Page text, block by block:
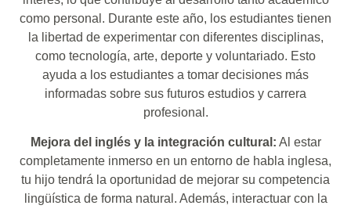
como personal. Durante este año, los estudiantes tienen
la libertad de experimentar con diferentes disciplinas,
como tecnología, arte, deporte y voluntariado. Esto
ayuda a los estudiantes a tomar decisiones más
informadas sobre sus futuros estudios y carrera
profesional.
Mejora del inglés y la integración cultural: Al estar
completamente inmerso en un entorno de habla inglesa,
tu hijo tendrá la oportunidad de mejorar su competencia
lingüística de forma natural. Además, interactuar con la